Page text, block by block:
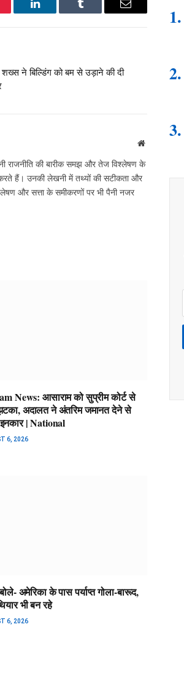
LinkedIn Tumblr Email
ने बिल्डिंग को बम से उड़ाने की दी
Website
राजनीति की बारीक समझ और तेज विश्लेषण के
करते हैं। उनकी लेखनी में तथ्यों की सटीकता और
और सत्ता के समीकरणों पर भी पैनी नजर
News: आसाराम को सुप्रीम कोर्ट से
अदालत ने अंतरिम जमानत देने से
| National
6, 2026
अमेरिका के पास पर्याप्त गोला-बारूद,
भी बन रहे
6, 2026